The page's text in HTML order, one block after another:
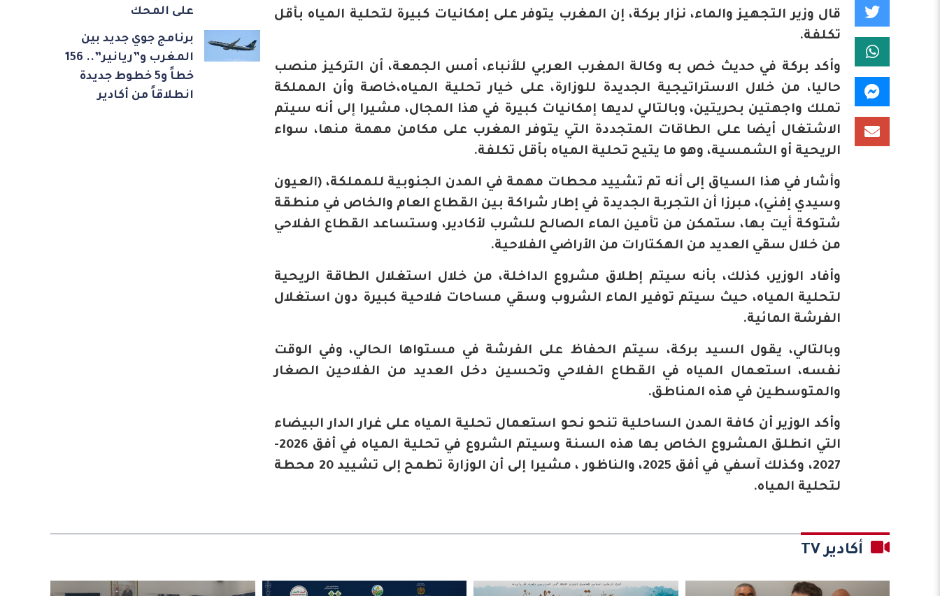
قال وزير التجهيز والماء، نزار بركة، إن المغرب يتوفر على إمكانيات كبيرة لتحلية المياه بأقل
تكلفة.
وأكد بركة في حديث خص به وكالة المغرب العربي للأنباء، أمس الجمعة، أن التركيز منصب
حاليا، من خلال الاستراتيجية الجديدة للوزارة، على خيار تحلية المياه،خاصة وأن المملكة
تملك واجهتين بحريتين، وبالتالي لديها إمكانيات كبيرة في هذا المجال، مشيرا إلى أنه سيتم
الاشتغال أيضا على الطاقات المتجددة التي يتوفر المغرب على مكامن مهمة منها، سواء
الريحية أو الشمسية، وهو ما يتيح تحلية المياه بأقل تكلفة.
وأشار في هذا السياق إلى أنه تم تشييد محطات مهمة في المدن الجنوبية للمملكة، (العيون
وسيدي إفني)، مبرزا أن التجربة الجديدة في إطار شراكة بين القطاع العام والخاص في منطقة
شتوكة أيت بها، ستمكن من تأمين الماء الصالح للشرب لأكادير، وستساعد القطاع الفلاحي
من خلال سقي العديد من الهكتارات من الأراضي الفلاحية.
وأفاد الوزير، كذلك، بأنه سيتم إطلاق مشروع الداخلة، من خلال استغلال الطاقة الريحية
لتحلية المياه، حيث سيتم توفير الماء الشروب وسقي مساحات فلاحية كبيرة دون استغلال
الفرشة المائية.
وبالتالي، يقول السيد بركة، سيتم الحفاظ على الفرشة في مستواها الحالي، وفي الوقت
نفسه، استعمال المياه في القطاع الفلاحي وتحسين دخل العديد من الفلاحين الصغار
والمتوسطين في هذه المناطق.
وأكد الوزير أن كافة المدن الساحلية تنحو نحو استعمال تحلية المياه على غرار الدار البيضاء
التي انطلق المشروع الخاص بها هذه السنة وسيتم الشروع في تحلية المياه في أفق 2026-
2027، وكذلك آسفي في أفق 2025، والناظور ، مشيرا إلى أن الوزارة تطمح إلى تشييد 20 محطة
لتحلية المياه.
على المحك
برنامج جوي جديد بين
المغرب و”ريانير”.. 156
خطاً و5 خطوط جديدة
انطلاقاً من أكادير
أكادير TV